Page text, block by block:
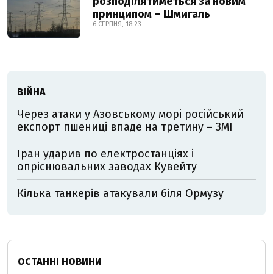
принципом – Шмигаль
6 СЕРПНЯ, 18:23
ВІЙНА
Через атаки у Азовському морі російський
експорт пшениці впаде на третину – ЗМІ
Іран ударив по електростанціях і
опріснювальних заводах Кувейту
Кілька танкерів атакували біля Ормузу
ОСТАННІ НОВИНИ